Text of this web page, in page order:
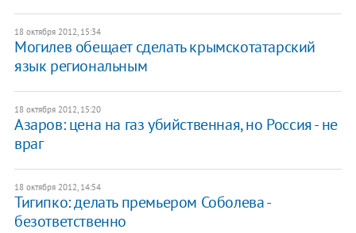
18 октября 2012, 15:34
Могилев обещает сделать крымскотатарский
язык региональным
18 октября 2012, 15:20
Азаров: цена на газ убийственная, но Россия - не
враг
18 октября 2012, 14:54
Тигипко: делать премьером Соболева -
безответственно